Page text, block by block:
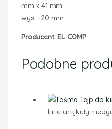
mm x 41 mm;
wys. ~20 mm
Producent: EL-COMP
Podobne
Inne artykuły